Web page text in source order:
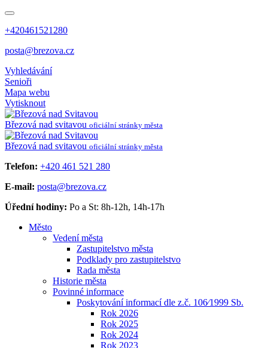
+420461521280
posta@brezova.cz
Vyhledávání
Senioři
Mapa webu
Vytisknout
Březová nad svitavou oficiální stránky města
Březová nad svitavou oficiální stránky města
Telefon: +420 461 521 280
E-mail: posta@brezova.cz
Úřední hodiny: Po a St: 8h-12h, 14h-17h
Město
Vedení města
Zastupitelstvo města
Podklady pro zastupitelstvo
Rada města
Historie města
Povinné informace
Poskytování informací dle z.č. 106⁄1999 Sb.
Rok 2026
Rok 2025
Rok 2024
Rok 2023